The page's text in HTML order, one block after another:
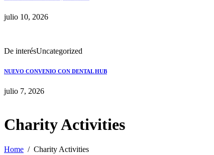
julio 10, 2026
De interésUncategorized
NUEVO CONVENIO CON DENTAL HUB
julio 7, 2026
Charity Activities
Home
Charity Activities